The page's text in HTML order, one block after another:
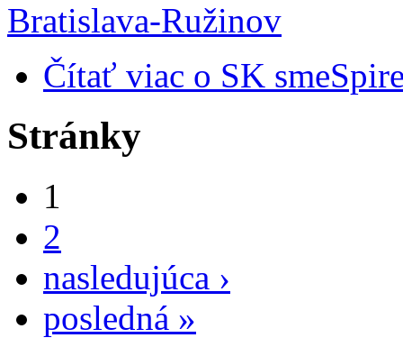
Bratislava-Ružinov
Čítať viac o SK
Stránky
1
2
nasledujúca ›
posledná »